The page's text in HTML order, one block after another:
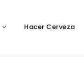
Hacer Cerveza